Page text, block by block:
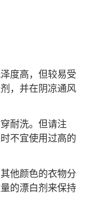
度高，但较易受
，并在阴凉通风
耐洗。但请注
不宜使用过高的
他颜色的衣物分
的漂白剂来保持